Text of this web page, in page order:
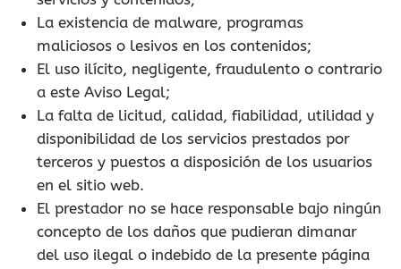
La existencia de malware, programas
maliciosos o lesivos en los contenidos;
El uso ilícito, negligente, fraudulento o contrario
a este Aviso Legal;
La falta de licitud, calidad, fiabilidad, utilidad y
disponibilidad de los servicios prestados por
terceros y puestos a disposición de los usuarios
en el sitio web.
El prestador no se hace responsable bajo ningún
concepto de los daños que pudieran dimanar
del uso ilegal o indebido de la presente página